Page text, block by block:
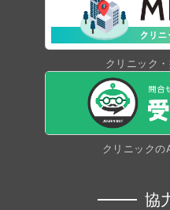
クリニック
クリニックの
協